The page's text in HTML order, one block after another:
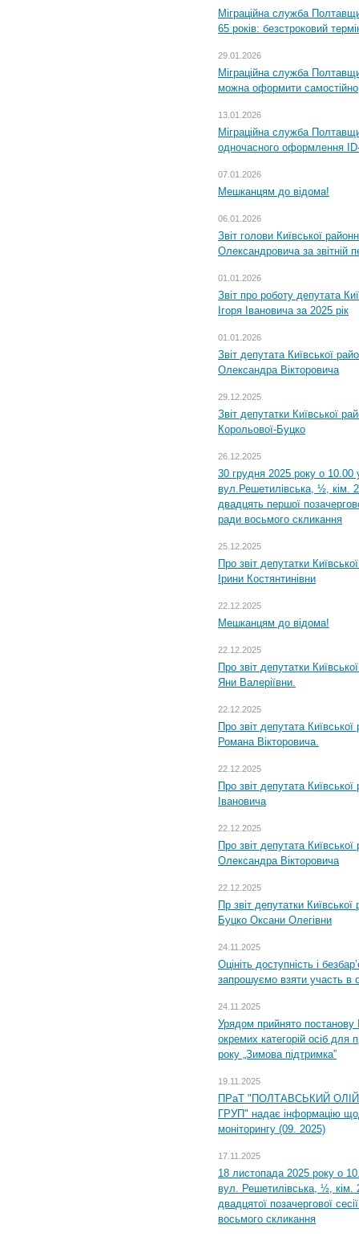
Міграційна служба
65 років: безстроковий
29.01.2026
Міграційна служба
можна оформити самостійно
13.01.2026
Міграційна служба
одночасного оформлення
07.01.2026
Мешканцям до відома!
06.01.2026
Звіт голови Київської
Олександровича за звітній
01.01.2026
Звіт про роботу депутата
Ігоря Івановича за 2025 рік
01.01.2026
Звіт депутата Київської
Олександра Вікторовича
29.12.2025
Звіт депутатки Київської
Корольової-Буцко
26.12.2025
30 грудня 2025 року о 10.00
вул.Решетилівська, ½, кім.
двадцять першої
ради восьмого скликання
25.12.2025
Про звіт депутатки
Ірини Костянтинівни
22.12.2025
Мешканцям до відома!
22.12.2025
Про звіт депутатки
Яни Валеріївни.
22.12.2025
Про звіт депутата
Романа Вікторовича.
22.12.2025
Про звіт депутата
Івановича
22.12.2025
Про звіт депутата
Олександра Вікторовича
22.12.2025
Пр звіт депутатки
Буцко Оксани Олегівни
24.11.2025
Оцініть доступність і
запрошуємо взяти участь в
24.11.2025
Урядом прийнято постанову
окремих категорій осіб для
року „Зимова підтримка”
19.11.2025
ПРаТ "ПОЛТАВСЬКИЙ
ГРУП" надає інформацію
моніторингу (09. 2025)
17.11.2025
18 листопада 2025 року о
вул. Решетилівська, ½, кім.
двадцятої позачергової
восьмого скликання